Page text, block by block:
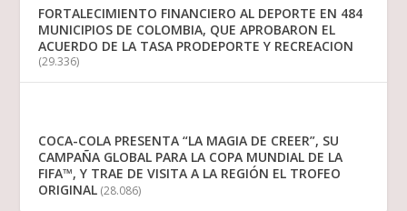
FORTALECIMIENTO FINANCIERO AL DEPORTE EN 484
MUNICIPIOS DE COLOMBIA, QUE APROBARON EL
ACUERDO DE LA TASA PRODEPORTE Y RECREACION
(29.336)
COCA-COLA PRESENTA “LA MAGIA DE CREER”, SU
CAMPAÑA GLOBAL PARA LA COPA MUNDIAL DE LA
FIFA™, Y TRAE DE VISITA A LA REGIÓN EL TROFEO
ORIGINAL (28.086)